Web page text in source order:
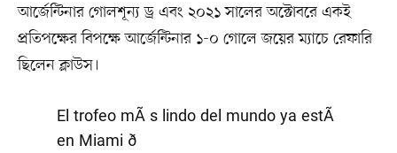
আর্জেন্টিনার গোলশূন্য ড্র এবং ২০২১ সালের অক্টোবরে একই
প্রতিপক্ষের বিপক্ষে আর্জেন্টিনার ১-০ গোলে জয়ের ম্যাচে রেফারি
ছিলেন ক্লাউস।
El trofeo mÃ¡s lindo del mundo ya estÃ¡
en Miami ð